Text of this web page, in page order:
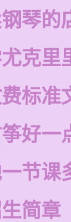
琴的
克里
标准
好一
节课
简章